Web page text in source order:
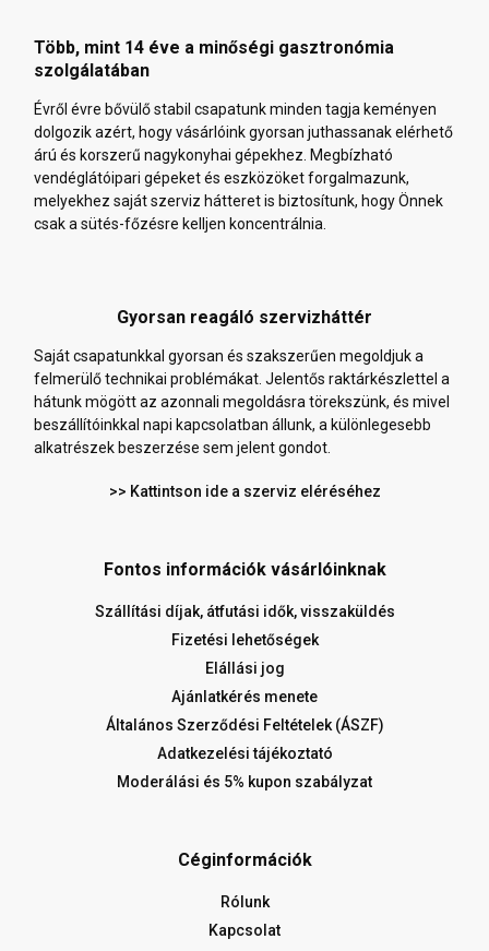
Több, mint 14 éve a minőségi gasztronómia
szolgálatában
Évről évre bővülő stabil csapatunk minden tagja keményen
dolgozik azért, hogy vásárlóink gyorsan juthassanak elérhető
árú és korszerű nagykonyhai gépekhez. Megbízható
vendéglátóipari gépeket és eszközöket forgalmazunk,
melyekhez saját szerviz hátteret is biztosítunk, hogy Önnek
csak a sütés-főzésre kelljen koncentrálnia.
Gyorsan reagáló szervizháttér
Saját csapatunkkal gyorsan és szakszerűen megoldjuk a
felmerülő technikai problémákat. Jelentős raktárkészlettel a
hátunk mögött az azonnali megoldásra törekszünk, és mivel
beszállítóinkkal napi kapcsolatban állunk, a különlegesebb
alkatrészek beszerzése sem jelent gondot.
>> Kattintson ide a szerviz eléréséhez
Fontos információk vásárlóinknak
Szállítási díjak, átfutási idők, visszaküldés
Fizetési lehetőségek
Elállási jog
Ajánlatkérés menete
Általános Szerződési Feltételek (ÁSZF)
Adatkezelési tájékoztató
Moderálási és 5% kupon szabályzat
Céginformációk
Rólunk
Kapcsolat